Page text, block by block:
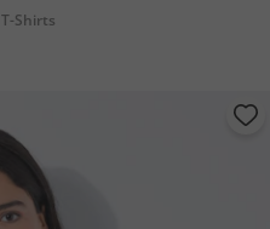
T-Shirts